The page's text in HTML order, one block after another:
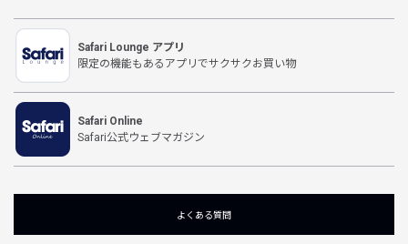
Safari Lounge アプリ
限定の機能もあるアプリでサクサクお買い物
Safari Online
Safari公式ウェブマガジン
よくある質問